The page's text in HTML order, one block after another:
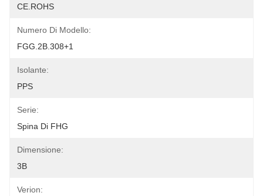
CE.ROHS
Numero Di Modello:
FGG.2B.308+1
Isolante:
PPS
Serie:
Spina Di FHG
Dimensione:
3B
Verion: